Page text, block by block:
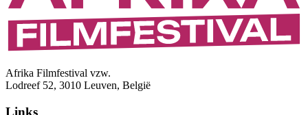
Afrika Filmfestival vzw.
Lodreef 52, 3010 Leuven, België
Links